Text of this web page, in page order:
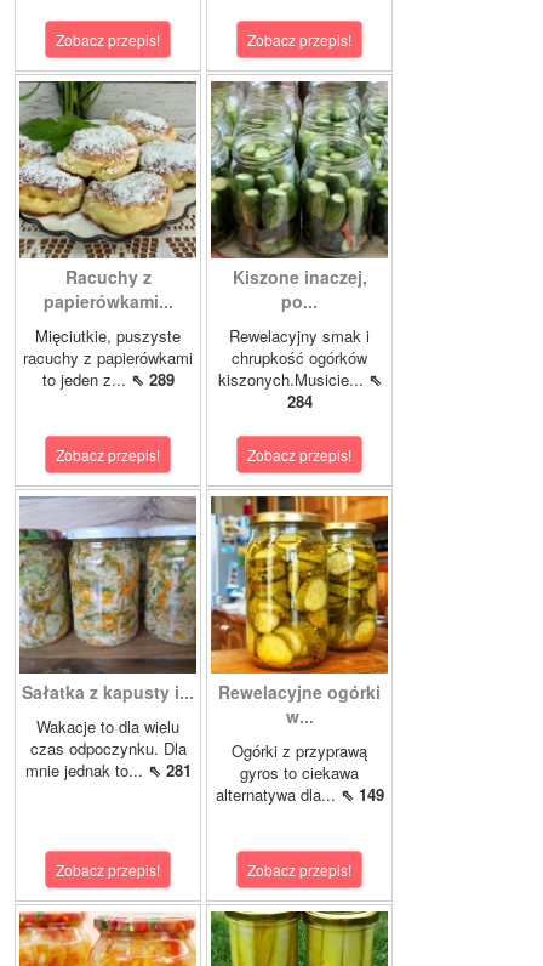
Zobacz przepis! Zobacz przepis!
Racuchy z
papierówkami...
Mięciutkie, puszyste
racuchy z papierówkami
to jeden z... ⇖ 289
Zobacz przepis!
Kiszone inaczej,
po...
Rewelacyjny smak i
chrupkość ogórków
kiszonych.Musicie... ⇖
284
Zobacz przepis!
Sałatka z kapusty i...
Wakacje to dla wielu
czas odpoczynku. Dla
mnie jednak to... ⇖ 281
Zobacz przepis!
Rewelacyjne ogórki
w...
Ogórki z przyprawą
gyros to ciekawa
alternatywa dla... ⇖ 149
Zobacz przepis!